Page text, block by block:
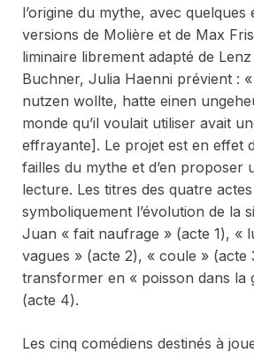
l’origine du mythe, avec quelques
versions de Molière et de Max
liminaire librement adapté de Lenz
Buchner, Julia Haenni prévient : «
nutzen wollte, hatte einen
monde qu’il voulait utiliser avait
effrayante]. Le projet est en effet
failles du mythe et d’en proposer
lecture. Les titres des quatre
symboliquement l’évolution de la
Juan « fait naufrage » (acte 1), «
vagues » (acte 2), « coule » (acte
transformer en « poisson dans la
(acte 4).
Les cinq comédiens destinés à